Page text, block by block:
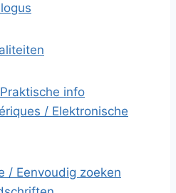
info
/ Elektronische
/ Eenvoudig zoeken